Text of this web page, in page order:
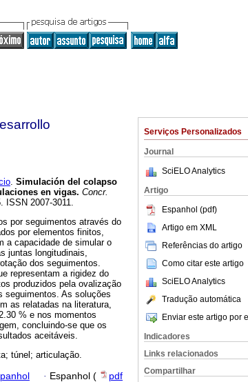
Serviços Personalizados
Journal
SciELO Analytics
Artigo
Espanhol (pdf)
Artigo em XML
Referências do artigo
Como citar este artigo
SciELO Analytics
Tradução automática
Enviar este artigo por
Indicadores
Links relacionados
Compartilhar
. Simulación del colapso
en vigas. Concr.
ISSN 2007-3011.
por seguimentos através do
por elementos finitos,
a capacidade de simular o
juntas longitudinais,
dos seguimentos.
representam a rigidez do
produzidos pela ovalização
seguimentos. As soluções
as relatadas na literatura,
% e nos momentos
concluindo-se que os
aceitáveis.
túnel; articulação.
· Espanhol (
pdf